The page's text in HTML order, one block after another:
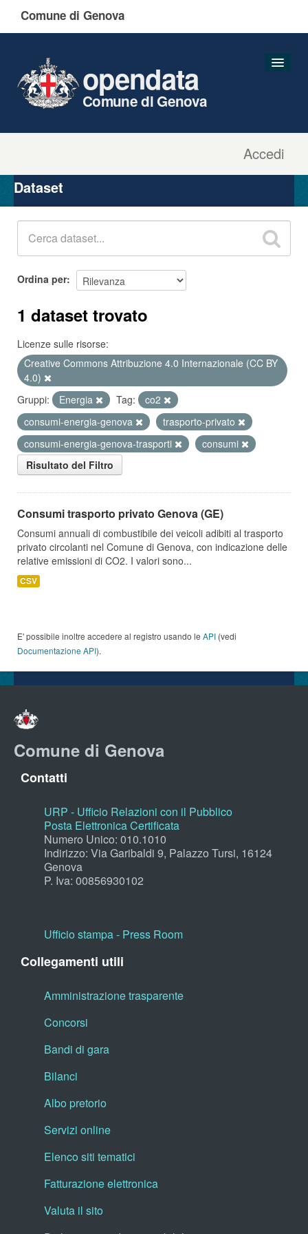
Comune di Genova
Accedi
opendata
Comune di Genova
Organizzazioni
Gruppi
Dataset
Ordina per
1 dataset trovato
Licenze sulle risorse:
Creative Commons Attribuzione 4.0 Internazionale (CC BY
4.0)
Gruppi:
Energia Tag:
co2
consumi-energia-genova
trasporto-privato
consumi-energia-genova-trasporti
consumi
Risultato del Filtro
Consumi trasporto privato Genova (GE)
Consumi annuali di combustibile dei veicoli adibiti al trasporto
privato circolanti nel Comune di Genova, con indicazione delle
relative emissioni di CO2. I valori sono...
CSV
E' possibile inoltre accedere al registro usando le API (vedi
Documentazione API).
Comune di Genova
Contatti
URP - Ufficio Relazioni con il Pubblico
Posta Elettronica Certificata
Numero Unico: 010.1010
Indirizzo: Via Garibaldi 9, Palazzo Tursi, 16124
Genova
P. Iva: 00856930102
Ufficio stampa - Press Room
Collegamenti utili
Amministrazione trasparente
Concorsi
Bandi di gara
Bilanci
Albo pretorio
Servizi online
Elenco siti tematici
Fatturazione elettronica
Valuta il sito